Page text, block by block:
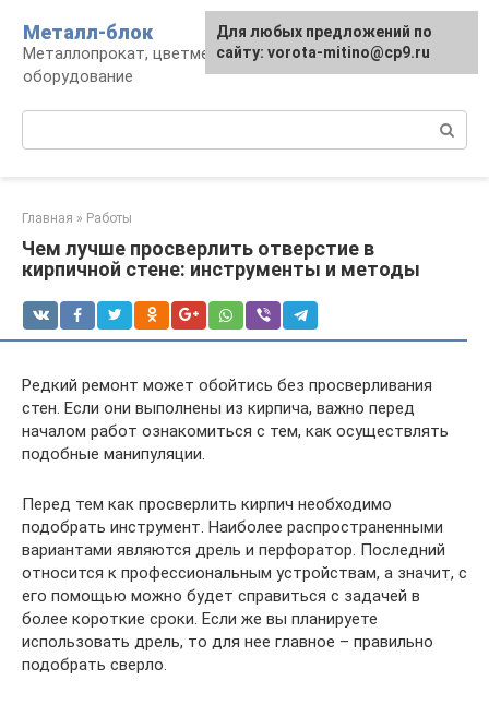
контенту
Металл-блок
Металлопрокат, цветмет, обработка и
оборудование
Главная » Работы
Чем лучше просверлить отверстие в
кирпичной стене: инструменты и методы
Редкий ремонт может обойтись без просверливания
стен. Если они выполнены из кирпича, важно перед
началом работ ознакомиться с тем, как осуществлять
подобные манипуляции.
Перед тем как просверлить кирпич необходимо
подобрать инструмент. Наиболее распространенными
вариантами являются дрель и перфоратор. Последний
относится к профессиональным устройствам, а значит, с
его помощью можно будет справиться с задачей в
более короткие сроки. Если же вы планируете
использовать дрель, то для нее главное – правильно
подобрать сверло.
Для любых предложений по
сайту: vorota-mitino@cp9.ru